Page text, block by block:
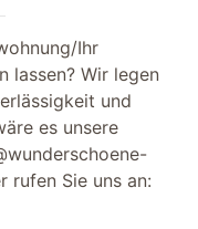
Ihr
lassen? Wir legen
und
es unsere
rufen Sie uns an: